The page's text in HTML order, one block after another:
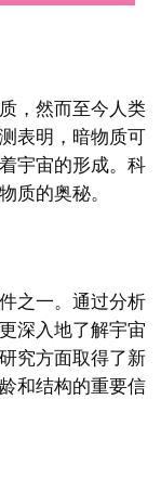
，然而至今人类
表明，暗物质可
宇宙的形成。科
质的奥秘。
之一。通过分析
深入地了解宇宙
究方面取得了新
和结构的重要信